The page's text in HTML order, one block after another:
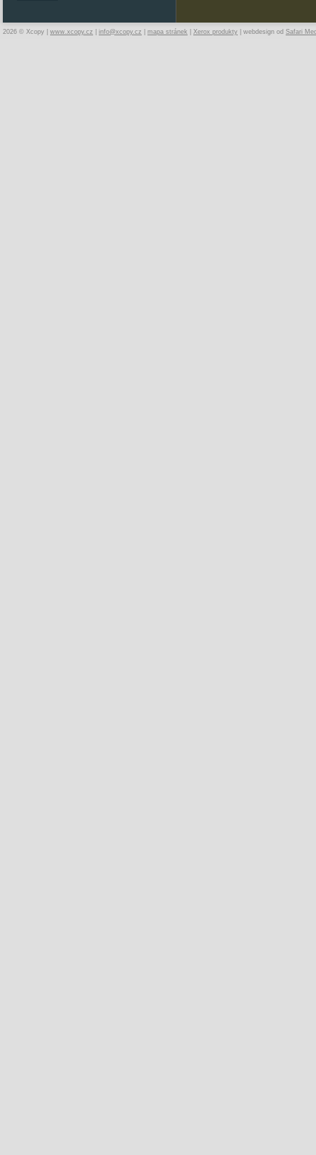
2026 © Xcopy | www.xcopy.cz info@xcopy.cz mapa stránek Xerox produkty | webdesign od Safari